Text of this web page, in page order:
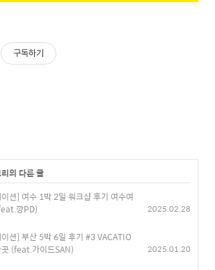
구독하기
의 다른 글
션] 여수 1박 2일 워크샵 후기 여수여
깡PD)
2025.02.28
션] 부산 5박 6일 후기 #3 VACATIO
(feat.가이드SAN)
2025.01.20